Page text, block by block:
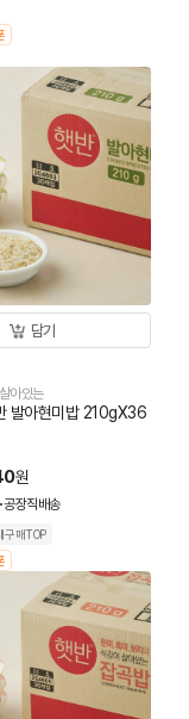
담기
아있는
발아현미밥 210gX36
원
공장직배송
구매TOP